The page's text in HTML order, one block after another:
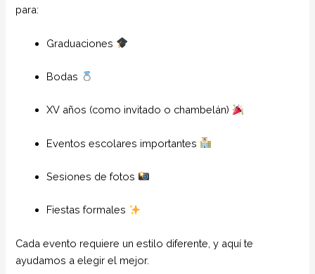
para:
Graduaciones
Bodas
XV años (como invitado o chambelán)
Eventos escolares importantes
Sesiones de fotos
Fiestas formales
Cada evento requiere un estilo diferente, y aquí te
ayudamos a elegir el mejor.